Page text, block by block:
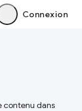
Connexion
contenu dans